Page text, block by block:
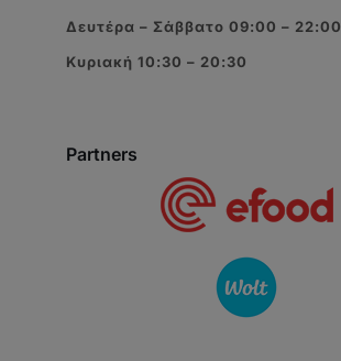
Δευτέρα – Σάββατο 09:00 – 22:00
Κυριακή 10:30 – 20:30
Partners